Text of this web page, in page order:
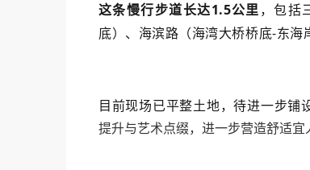
这条慢行步道长达1.5公里，包括
底）、海滨路（海湾大桥桥底-东海
目前现场已平整土地，待进一步铺
提升与艺术点缀，进一步营造舒适宜